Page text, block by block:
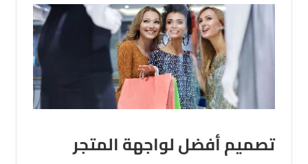
تصميم أفضل لواجهة المتجر